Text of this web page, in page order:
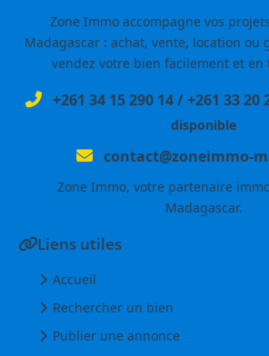
Zone Immo accompagne vos
Madagascar : achat, vente, location ou
vendez votre bien facilement et en
+261 34 15 290 14/+261 33 20
disponible
contact@zoneimmo-
Zone Immo, votre partenaire
Madagascar.
Liens utiles
Accueil
Rechercher un bien
Publier une annonce